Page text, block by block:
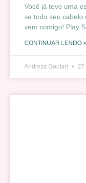
Você já teve uma
se todo seu
vem comigo! Play
CONTINUAR LENDO »
Andreza Goulart 27